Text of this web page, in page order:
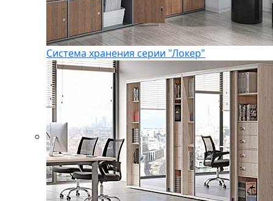
Система хранения серии "Локер"